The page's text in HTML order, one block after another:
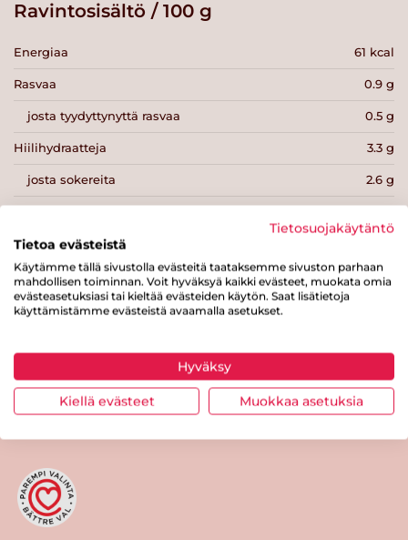
Ravintosisältö / 100 g
Energiaa 61 kcal
Rasvaa 0.9 g
josta tyydyttynyttä rasvaa 0.5 g
Hiilihydraatteja 3.3 g
josta sokereita 2.6 g
Proteiinia
Suolaa 0.1 g
Tulosta sivu Jaa tuote
Tietosuojakäytäntö
Tietoa evästeistä
Käytämme tällä sivustolla evästeitä taataksemme sivuston parhaan
mahdollisen toiminnan. Voit hyväksyä kaikki evästeet, muokata omia
evästeasetuksiasi tai kieltää evästeiden käytön. Saat lisätietoja
käyttämistämme evästeistä avaamalla asetukset.
Hyväksy
Kiellä evästeet Muokkaa asetuksia